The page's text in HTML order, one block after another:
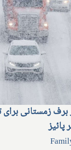
برف زمستانی برای